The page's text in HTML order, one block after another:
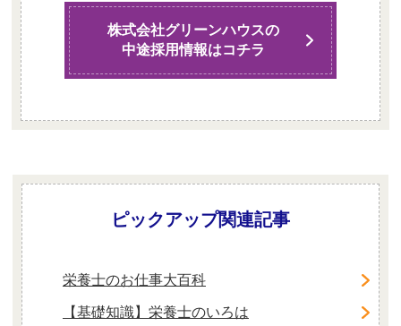
株式会社グリーンハウスの
中途採用情報はコチラ
ピックアップ関連記事
栄養士のお仕事大百科
【基礎知識】栄養士のいろは